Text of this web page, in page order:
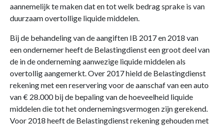
aannemelijk te maken dat en tot welk bedrag sprake is van
duurzaam overtollige liquide middelen.
Bij de behandeling van de aangiften IB 2017 en 2018 van
een ondernemer heeft de Belastingdienst een groot deel van
de in de onderneming aanwezige liquide middelen als
overtollig aangemerkt. Over 2017 hield de Belastingdienst
rekening met een reservering voor de aanschaf van een auto
van € 28.000 bij de bepaling van de hoeveelheid liquide
middelen die tot het ondernemingsvermogen zijn gerekend.
Voor 2018 heeft de Belastingdienst rekening gehouden met